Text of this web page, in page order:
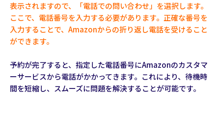
表示されますので、「電話での問い合わせ」を選択します。
ここで、電話番号を入力する必要があります。正確な番号を
入力することで、Amazonからの折り返し電話を受けること
ができます。
予約が完了すると、指定した電話番号にAmazonのカスタマ
ーサービスから電話がかかってきます。これにより、待機時
間を短縮し、スムーズに問題を解決することが可能です。